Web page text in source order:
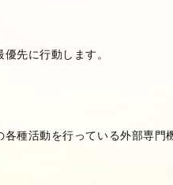
先に行動します。
種活動を行っている外部専門